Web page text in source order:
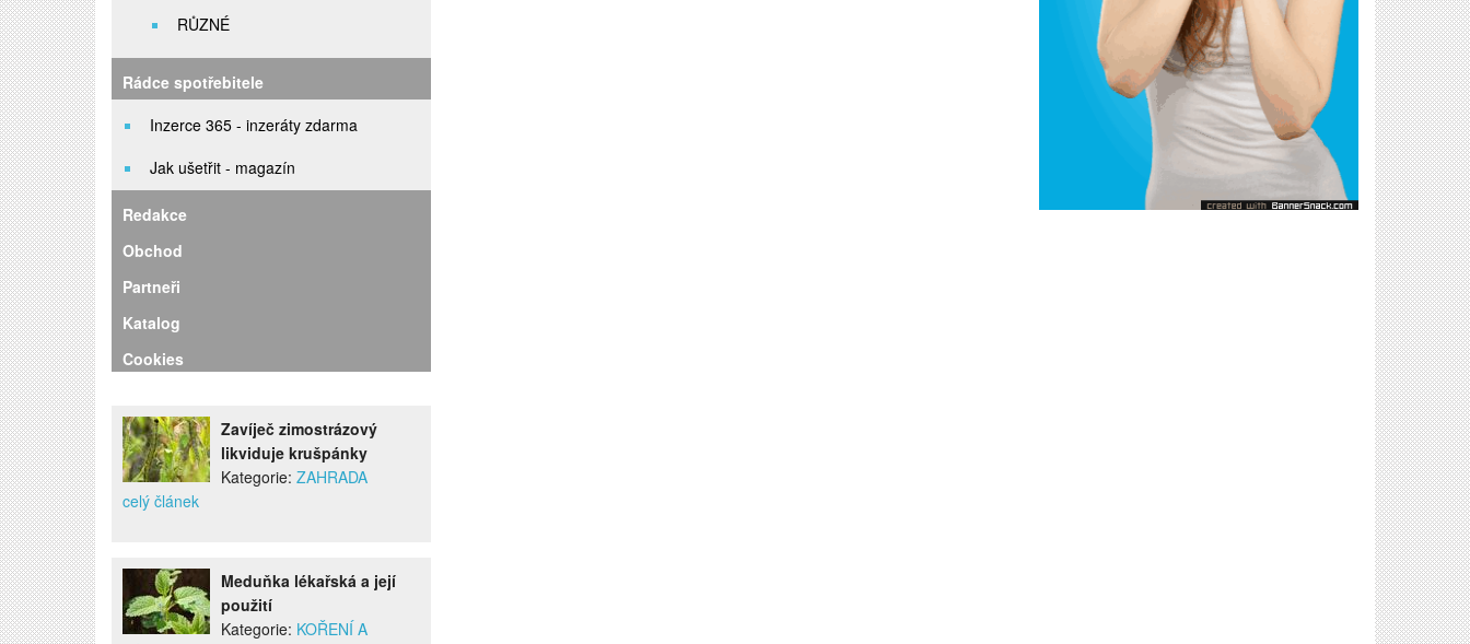
RŮZNÉ
Rádce spotřebitele
Inzerce 365 - inzeráty zdarma
Jak ušetřit - magazín
Redakce
Obchod
Partneři
Katalog
Cookies
Zavíječ zimostrázový
likviduje krušpánky
Kategorie: ZAHRADA
celý článek
Meduňka lékařská a její
použití
Kategorie: KOŘENÍ A